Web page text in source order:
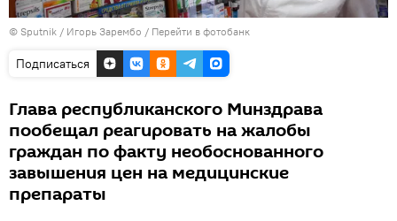
© Sputnik / Игорь Зарембо / Перейти в фотобанк
Подписаться
Глава республиканского Минздрава
пообещал реагировать на жалобы
граждан по факту необоснованного
завышения цен на медицинские
препараты